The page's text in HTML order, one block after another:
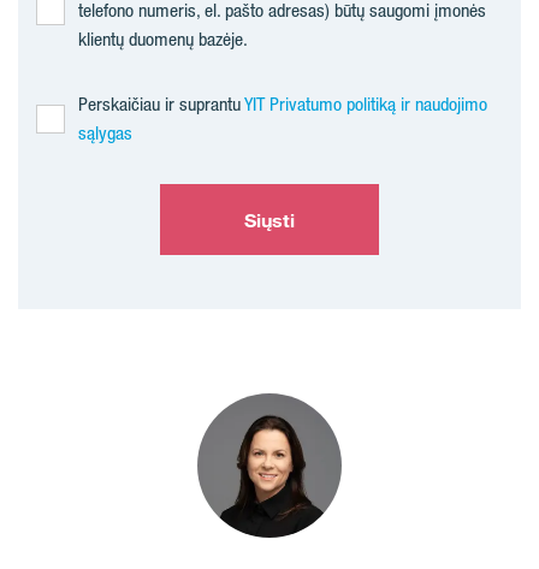
telefono numeris, el. pašto adresas) būtų saugomi įmonės
klientų duomenų bazėje.
Perskaičiau ir suprantuYIT Privatumo politiką ir naudojimo
sąlygas
Siųsti